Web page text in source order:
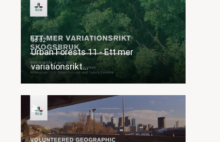
Urban Forests 11 - Ett mer
variationsrikt…